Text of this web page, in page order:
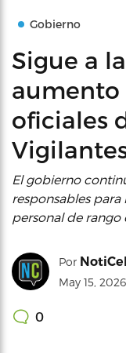
Gobierno
Sigue a
aumento
oficiales
El gobierno
responsables
personal de
Por NotiCel
May 15, 2026
0